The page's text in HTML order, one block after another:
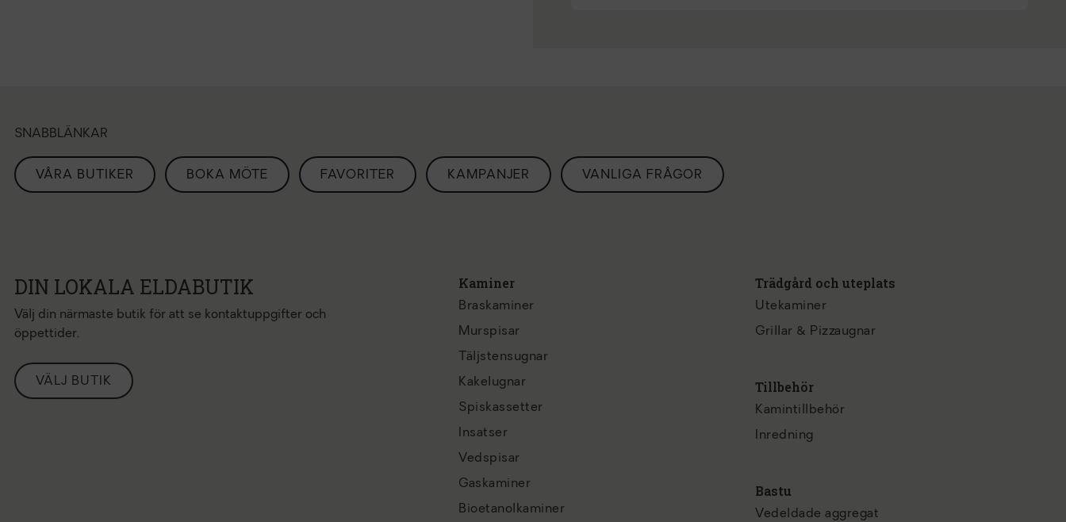
SNABBLÄNKAR
VÅRA BUTIKER BOKA MÖTE FAVORITER KAMPANJER VANLIGA FRÅGOR
DIN LOKALA ELDABUTIK
Välj din närmaste butik för att se kontaktuppgifter och
öppettider.
VÄLJ BUTIK
Kaminer
Braskaminer
Murspisar
Täljstensugnar
Kakelugnar
Spiskassetter
Insatser
Vedspisar
Gaskaminer
Bioetanolkaminer
Trädgård och uteplats
Utekaminer
Grillar & Pizzaugnar
Tillbehör
Kamintillbehör
Inredning
Bastu
Vedeldade aggregat